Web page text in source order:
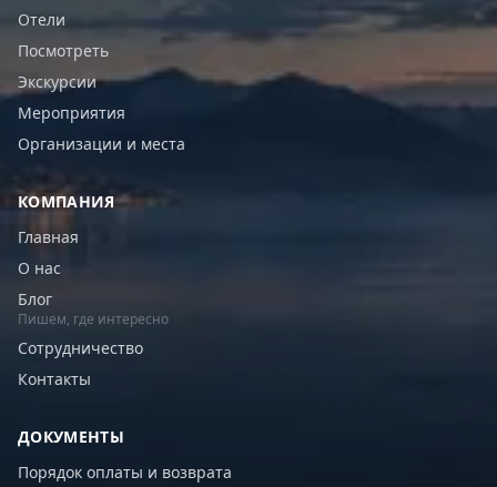
Отели
Посмотреть
Экскурсии
Мероприятия
Организации и места
КОМПАНИЯ
Главная
О нас
Блог
Пишем, где интересно
Сотрудничество
Контакты
ДОКУМЕНТЫ
Порядок оплаты и возврата